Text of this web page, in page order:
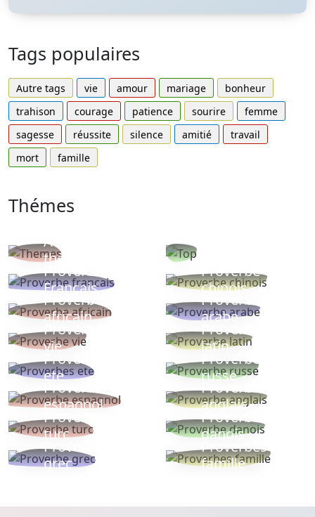
Tags populaires
Autre tags vie amour mariage
bonheur
trahison
courage patience sourire
femme
sagesse
réussite silence amitié
travail
mort
famille
Thémes
Autres
thèmes
Proverbe
Français
Proverbe
chinois
Proverbe
africain
Proverbe
arabe
Proverbe
vie
Proverbe
latin
Proverbes
ete
Proverbe
russe
Proverbe
espagnol
Proverbe
anglais
Proverbe
turc
Proverbe
danois
Proverbe
grec
Proverbes
famille